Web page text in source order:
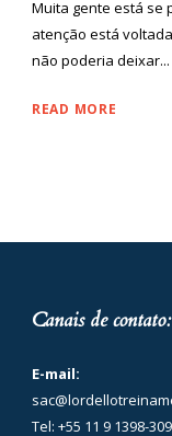
Muita gente está se
atenção está
não poderia deixar...
READ MORE
Canais de contato:
E-mail:
Tel: +55 11 9 1398-